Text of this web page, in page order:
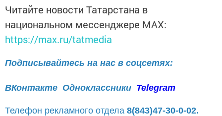
Читайте новости Татарстана в
национальном мессенджере MАХ:
https://max.ru/tatmedia
Подписывайтесь на нас в соцсетях:
ВКонтакте Одноклассники Telegram
Телефон рекламного отдела 8(843)47-30-0-02.